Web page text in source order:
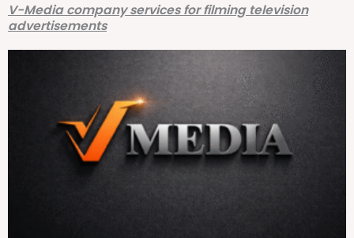
V-Media company services for filming television
advertisements